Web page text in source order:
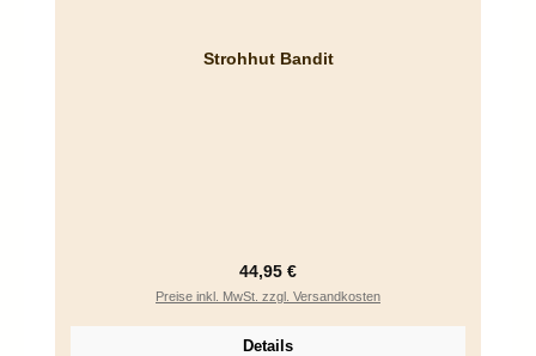
Strohhut Bandit
Regulärer Preis:
44,95 €
Preise inkl. MwSt. zzgl. Versandkosten
Details